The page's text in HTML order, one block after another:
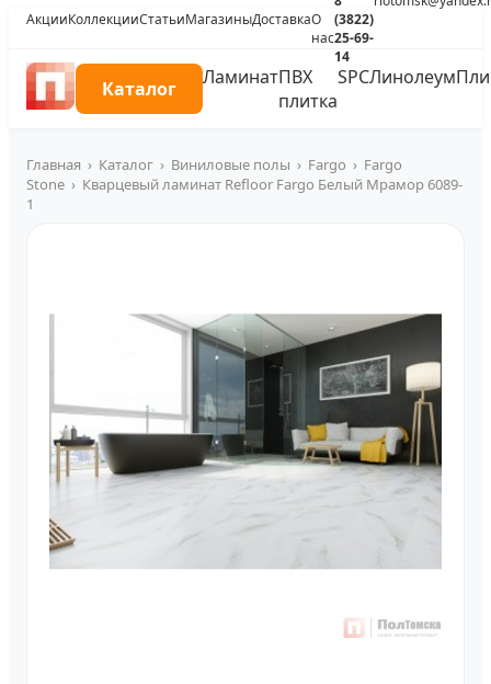
АкцииКоллекцииСтатьиМагазиныДоставкаО
нас
(3822)
25-69-
14
Каталог ЛаминатПВХ
плитка
SPCЛинолеум
Главная › Каталог › Виниловые полы › Fargo › Fargo
Stone › Кварцевый ламинат Refloor Fargo Белый Мрамор 6089-
1